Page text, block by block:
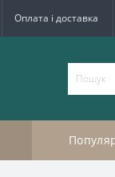
Оплата і доставка